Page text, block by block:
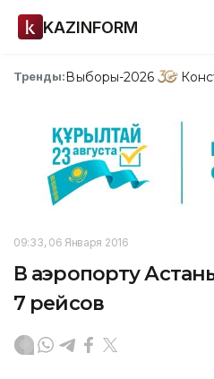
KAZINFORM
Тренды:Выборы-2026
09:33, 06 Января 2016
В аэропорту
7 рейсов